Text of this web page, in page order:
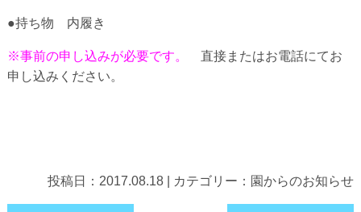
●持ち物 内履き
※事前の申し込みが必要です。
直接またはお電話にてお
申し込みください。
投稿日： 2017.08.18 カテゴリー： 園からのお知らせ